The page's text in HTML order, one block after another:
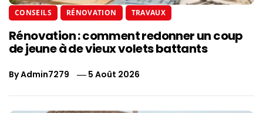
CONSEILS RÉNOVATION TRAVAUX
Rénovation : comment redonner un coup
de jeune à de vieux volets battants
ByAdmin7279 5 Août 2026